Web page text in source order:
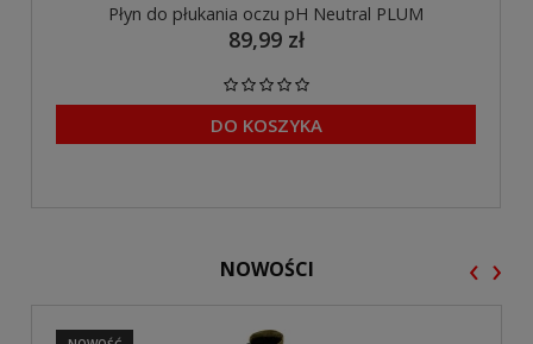
Płyn do płukania oczu pH Neutral PLUM
89,99 zł
DO KOSZYKA
NOWOŚCI ‹ ›